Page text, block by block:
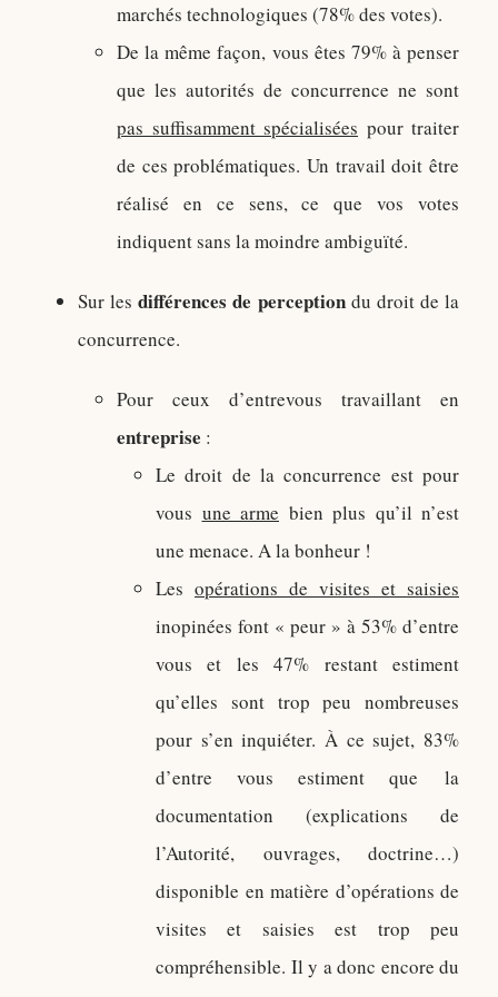
marchés technologiques (78% des votes).
De la même façon, vous êtes 79% à penser
que les autorités de concurrence ne sont
pas suffisamment spécialisées pour traiter
de ces problématiques. Un travail doit être
réalisé en ce sens, ce que vos votes
indiquent sans la moindre ambiguïté.
Sur lesdifférences de perceptiondu droit de la
concurrence.
Pour ceux d’entrevous travaillant en
entreprise :
Le droit de la concurrence est pour
vous une arme bien plus qu’il n’est
une menace. A la bonheur !
Les opérations de visites et saisies
inopinées font « peur » à 53% d’entre
vous et les 47% restant estiment
qu’elles sont trop peu nombreuses
pour s’en inquiéter. À ce sujet, 83%
d’entre vous estiment que la
documentation (explications de
l’Autorité, ouvrages, doctrine…)
disponible en matière d’opérations de
visites et saisies est trop peu
compréhensible. Il y a donc encore du